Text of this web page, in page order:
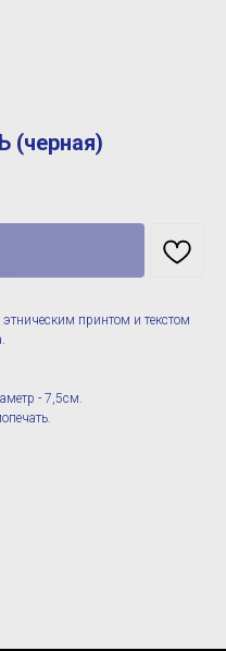
(черная)
принтом и текстом
- 7,5см.